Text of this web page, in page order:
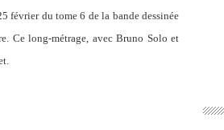
février du tome 6 de la bande dessinée
Ce long-métrage, avec Bruno Solo et